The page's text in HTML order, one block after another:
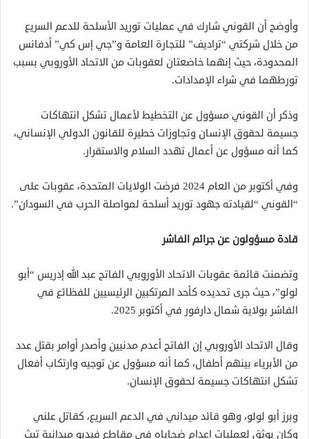
وأوضح أن القوني شارك في عمليات توريد الأسلحة للدعم السريع
من خلال شركتي “تراديف” للتجارة العامة و”جي إس كي” أدفانس
المحدودة، حيث إنهما خاضعتان لعقوبات من الاتحاد الأوروبي بسبب
تورطهما في شراء الإمدادات.
وذكر أن القوني مسؤول عن التخطيط لأعمال تشكل انتهاكات
جسيمة لحقوق الإنسان وتجاوزات خطيرة للقانون الدولي الإنساني،
كما أنه مسؤول عن أعمال تهدد السلام والاستقرار.
وفي أكتوبر من العام 2024 فرضت الولايات المتحدة، عقوبات على
“القوني “لقيادته جهود توريد أسلحة لمواصلة الحرب في السودان”.
قادة مسؤولون عن جرائم الفاشر
وتضمنت قائمة عقوبات الاتحاد الأوروبي الفاتح عبد الله إدريس “أبو
لولو”، حيث جرى تحديده كأحد المرتكبين الرئيسيين للفظائع في
الفاشر بولاية شمال دارفور في أكتوبر 2025.
وقال الاتحاد الأوروبي إن الفاتح أعدم مدنيين وأصدر أوامر بقتل عدد
من الأبرياء بينهم أطفال، كما أنه مسؤول عن توجيه وارتكاب أفعال
تشكل انتهاكات جسيمة لحقوق الإنسان.
وبرز أبو لولو، وهو قائد ميداني في الدعم السريع، كقاتل علني
وكان يوثق لعمليات اعدام ضحاياه في مقاطع فيديو ميدانية تبث